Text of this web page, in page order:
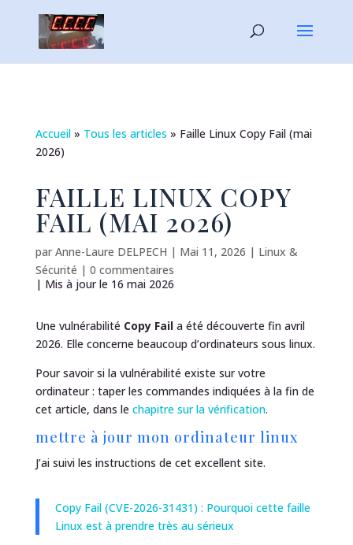
Accueil» Tous les articles » Faille Linux Copy Fail (mai
2026)
FAILLE LINUX COPY
FAIL (MAI 2026)
par Anne-Laure DELPECH | Mai 11, 2026 | Linux &
Sécurité | 0 commentaires
| Mis à jour le 16 mai 2026
Une vulnérabilité Copy Faila été découverte fin avril
2026. Elle concerne beaucoup d’ordinateurs sous linux.
Pour savoir si la vulnérabilité existe sur votre
ordinateur : taper les commandes indiquées à la fin de
cet article, dans le chapitre sur la vérification.
mettre à jour mon ordinateur linux
J’ai suivi les instructions de cet excellent site.
Copy Fail (CVE-2026-31431) : Pourquoi cette faille
Linux est à prendre très au sérieux